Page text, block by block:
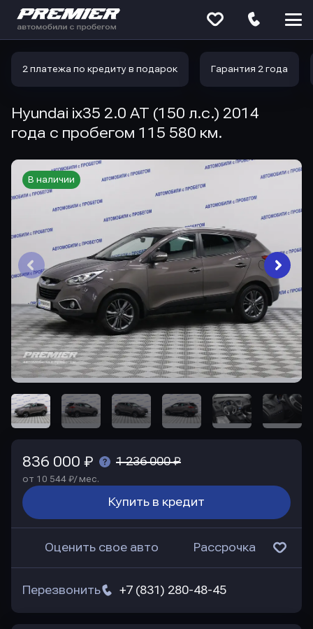
2 платежа по кредиту в подарок Гарантия 2 года
Hyundai ix35 2.0 AT (150 л.с.) 2014
года с пробегом 115 580 км.
В наличии
836 000 ₽ 1 236 000 ₽
от 10 544 ₽/ мес.
Купить в кредит
Оценить свое авто Рассрочка
+7 (831) 280-48-45
Перезвонить